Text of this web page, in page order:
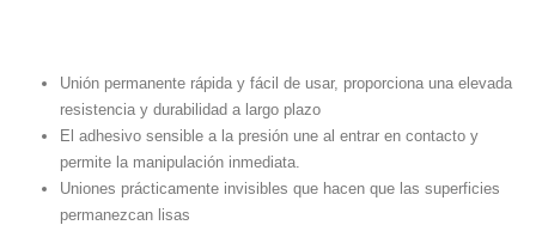
Unión permanente rápida y fácil de usar, proporciona una elevada
resistencia y durabilidad a largo plazo
El adhesivo sensible a la presión une al entrar en contacto y
permite la manipulación inmediata.
Uniones prácticamente invisibles que hacen que las superficies
permanezcan lisas